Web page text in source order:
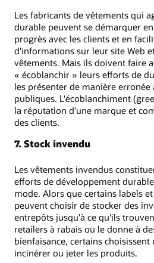
Les fabricants de vêtements qui
durable peuvent se démarquer
progrès avec les clients et en
d'informations sur leur site Web
vêtements. Mais ils doivent faire
« écoblanchir » leurs efforts de
les présenter de manière
publiques. L'écoblanchiment
la réputation d'une marque et
des clients.
7. Stock invendu
Les vêtements invendus
efforts de développement
mode. Alors que certains labels
peuvent choisir de stocker des
entrepôts jusqu'à ce qu'ils
retailers à rabais ou le donne à
bienfaisance, certains
incinérer ou jeter les produits.